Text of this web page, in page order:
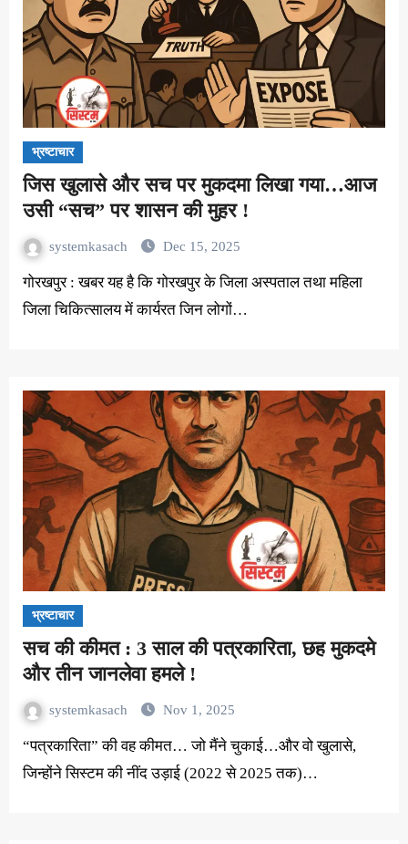
भ्रष्टाचार
जिस खुलासे और सच पर मुकदमा लिखा गया…आज
उसी “सच” पर शासन की मुहर !
systemkasach Dec 15, 2025
गोरखपुर : खबर यह है कि गोरखपुर के जिला अस्पताल तथा महिला
जिला चिकित्सालय में कार्यरत जिन लोगों…
भ्रष्टाचार
सच की कीमत : 3 साल की पत्रकारिता, छह मुकदमे
और तीन जानलेवा हमले !
systemkasach Nov 1, 2025
“पत्रकारिता” की वह कीमत… जो मैंने चुकाई…और वो खुलासे,
जिन्होंने सिस्टम की नींद उड़ाई (2022 से 2025 तक)…